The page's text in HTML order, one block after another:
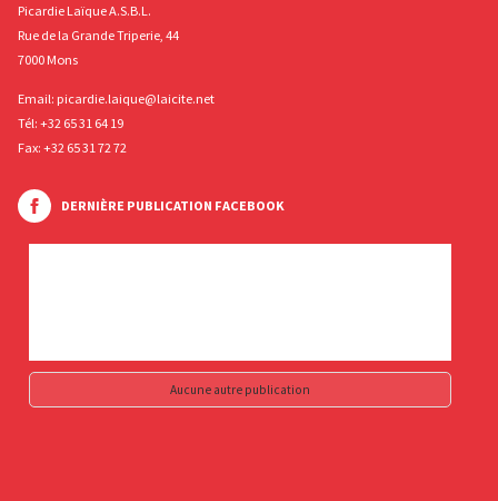
Picardie Laïque A.S.B.L.
Rue de la Grande Triperie, 44
7000 Mons
Email: picardie.laique@laicite.net
Tél: +32 65 31 64 19
Fax: +32 65 31 72 72
DERNIÈRE PUBLICATION FACEBOOK
Aucune autre publication